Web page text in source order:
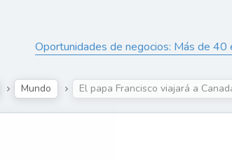
Oportunidades de negocios: Más de
Mundo El papa Francisco viajará a